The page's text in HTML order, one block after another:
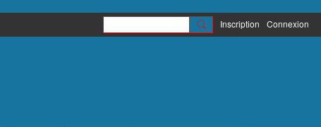
Inscription Connexion